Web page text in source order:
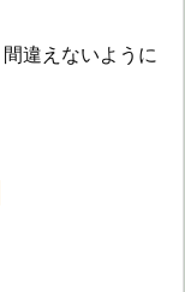
違えないように